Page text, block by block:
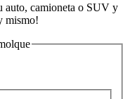
auto, camioneta o SUV y
mismo!